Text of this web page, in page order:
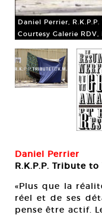
Daniel Perrier,
Courtesy Galerie
Daniel Perrier
R.K.P.P. Tribute to
«Plus que la
réel et de ses
pense être actif.